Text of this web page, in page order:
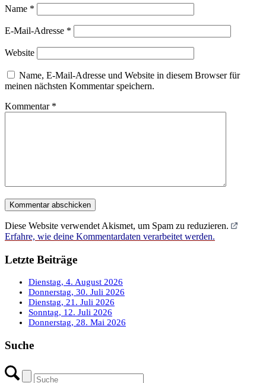
Name *
E-Mail-Adresse *
Website
Name, E-Mail-Adresse und Website in diesem Browser für
meinen nächsten Kommentar speichern.
Kommentar *
Diese Website verwendet Akismet, um Spam zu reduzieren.
Erfahre, wie deine Kommentardaten verarbeitet werden.
Letzte Beiträge
Dienstag, 4. August 2026
Donnerstag, 30. Juli 2026
Dienstag, 21. Juli 2026
Sonntag, 12. Juli 2026
Donnerstag, 28. Mai 2026
Suche